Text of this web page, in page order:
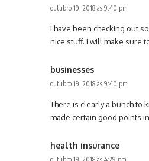
outubro 19, 2018 às 9:40 pm
I have been checking out
nice stuff. I will make sure
businesses
outubro 19, 2018 às 9:40 pm
There is clearly a bunch to
made certain good points
health insurance